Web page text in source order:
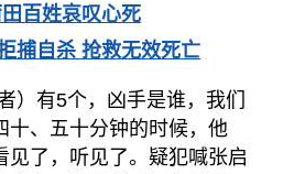
百姓哀叹心死
捕自杀 抢救无效死亡
）有5个，凶手是谁，我们
十、五十分钟的时候，他
见了，听见了。疑犯喊张启